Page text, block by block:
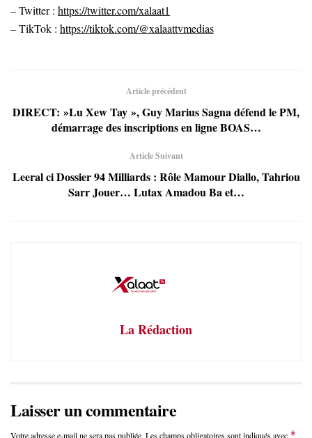
– Twitter : https://twitter.com/xalaat1
– TikTok : https://tiktok.com/@xalaattvmedias
Article précédent
DIRECT: »Lu Xew Tay », Guy Marius Sagna défend le PM,
démarrage des inscriptions en ligne BOAS…
Article Suivant
Leeral ci Dossier 94 Milliards : Rôle Mamour Diallo, Tahriou
Sarr Jouer… Lutax Amadou Ba et…
La Rédaction
Laisser un commentaire
Votre adresse e-mail ne sera pas publiée. Les champs obligatoires sont indiqués avec *